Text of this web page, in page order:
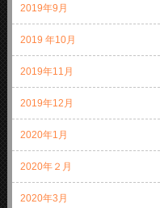
2019年9月
2019 年10月
2019年11月
2019年12月
2020年1月
2020年２月
2020年3月